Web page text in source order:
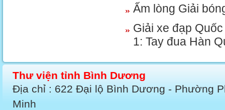
Ấm lòng Giải
Giải xe đạp
1: Tay đua Hàn
Thư viện tỉnh Bình Dương
Địa chỉ : 622 Đại lộ Bình Dương - Phường
Minh